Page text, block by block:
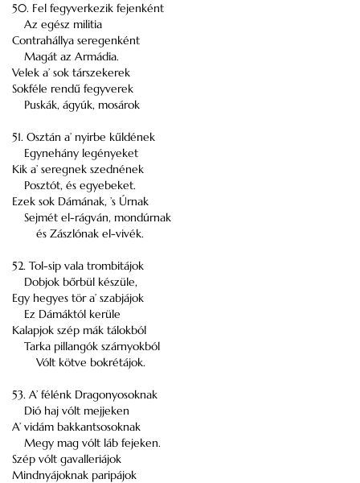
50. Fel fegyverkezik fejenként
Az egész militia
Contrahállya seregenként
Magát az Armádia.
Velek a’ sok társzekerek
Sokféle rendű fegyverek
Puskák, ágyúk, mosárok
51. Osztán a’ nyirbe kűldének
Egynehány legényeket
Kik a’ seregnek szednének
Posztót, és egyebeket.
Ezek sok Dámának, ’s Úrnak
Sejmét el-rágván, mondúrnak
és Zászlónak el-vivék.
52. Tol-sip vala trombitájok
Dobjok bőrbül készüle,
Egy hegyes tör a’ szabjájok
Ez Dámáktól kerüle
Kalapjok szép mák tálokból
Tarka pillangók szárnyokból
Vólt kötve bokrétájok.
53. A’ félénk Dragonyosoknak
Dió haj vólt mejjeken
A’ vidám bakkantsosoknak
Megy mag vólt láb fejeken.
Szép vólt gavalleriájok
Mindnyájoknak paripájok